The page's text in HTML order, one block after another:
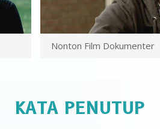
Nonton Film Dokumenter
KATA PENUTUP